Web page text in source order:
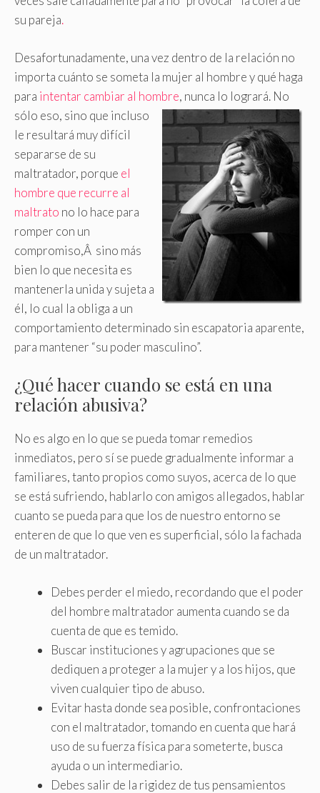
su pareja.
Desafortunadamente, una vez dentro de la relación no
importa cuánto se someta la mujer al hombre y qué haga
para intentar cambiar al hombre, nunca lo logrará. No
sólo eso, sino que incluso
le resultará muy difícil
separarse de su
maltratador, porque el
hombre que recurre al
maltrato no lo hace para
romper con un
compromiso,Â sino más
bien lo que necesita es
mantenerla unida y sujeta a
él, lo cual la obliga a un
comportamiento determinado sin escapatoria aparente,
para mantener “su poder masculino”.
¿Qué hacer cuando se está en una
relación abusiva?
No es algo en lo que se pueda tomar remedios
inmediatos, pero sí se puede gradualmente informar a
familiares, tanto propios como suyos, acerca de lo que
se está sufriendo, hablarlo con amigos allegados, hablar
cuanto se pueda para que los de nuestro entorno se
enteren de que lo que ven es superficial, sólo la fachada
de un maltratador.
Debes perder el miedo, recordando que el poder
del hombre maltratador aumenta cuando se da
cuenta de que es temido.
Buscar instituciones y agrupaciones que se
dediquen a proteger a la mujer y a los hijos, que
viven cualquier tipo de abuso.
Evitar hasta donde sea posible, confrontaciones
con el maltratador, tomando en cuenta que hará
uso de su fuerza física para someterte, busca
ayuda o un intermediario.
Debes salir de la rigidez de tus pensamientos